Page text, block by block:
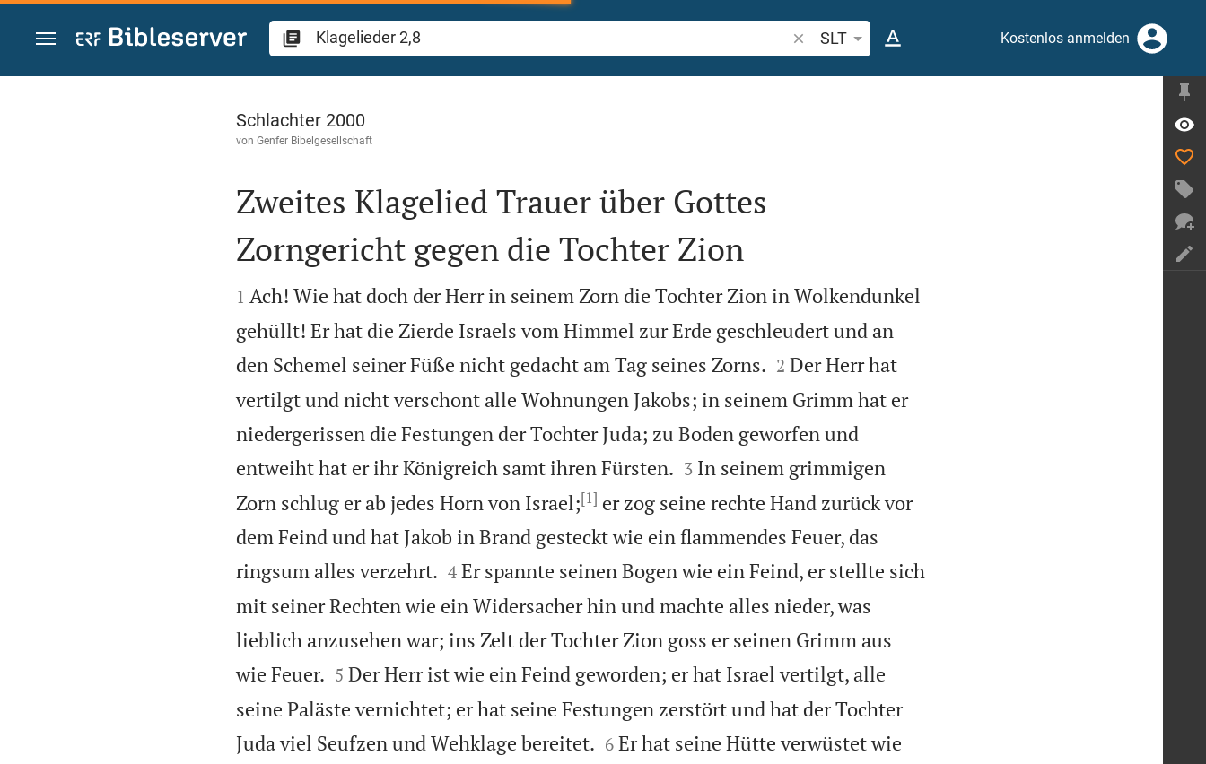
Zum Inhalt springen
Bibelstelle oder Begriff suchen
SLT Kostenlos anmelden
Klagelieder 2
Schlachter 2000
von Genfer Bibelgesellschaft

Zweites Klagelied Trauer über Gottes
Zorngericht gegen die Tochter Zion

1 Ach! Wie hat doch der Herr in seinem Zorn die Tochter Zion in Wolkendunkel
gehüllt! Er hat die Zierde Israels vom Himmel zur Erde geschleudert und an
den Schemel seiner Füße nicht gedacht am Tag seines Zorns.
2 Der Herr hat
vertilgt und nicht verschont alle Wohnungen Jakobs; in seinem Grimm hat er
niedergerissen die Festungen der Tochter Juda; zu Boden geworfen und
entweiht hat er ihr Königreich samt ihren Fürsten.
3 In seinem grimmigen
Zorn schlug er ab jedes Horn von Israel;[1] er zog seine rechte Hand zurück vor
dem Feind und hat Jakob in Brand gesteckt wie ein flammendes Feuer, das
ringsum alles verzehrt.
4 Er spannte seinen Bogen wie ein Feind, er stellte sich
mit seiner Rechten wie ein Widersacher hin und machte alles nieder, was
lieblich anzusehen war; ins Zelt der Tochter Zion goss er seinen Grimm aus
wie Feuer.
5 Der Herr ist wie ein Feind geworden; er hat Israel vertilgt, alle
seine Paläste vernichtet; er hat seine Festungen zerstört und hat der Tochter
Juda viel Seufzen und Wehklage bereitet.
6 Er hat seine Hütte verwüstet wie